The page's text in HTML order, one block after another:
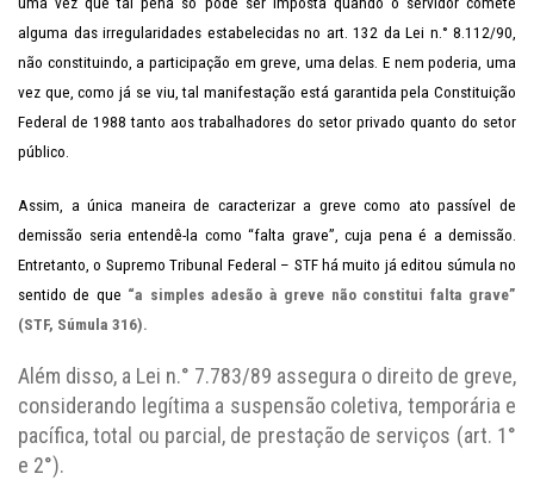
alguma das irregularidades estabelecidas no art. 132 da Lei n.° 8.112/90,
não constituindo, a participação em greve, uma delas. E nem poderia, uma
vez que, como já se viu, tal manifestação está garantida pela Constituição
Federal de 1988 tanto aos trabalhadores do setor privado quanto do setor
público.
Assim, a única maneira de caracterizar a greve como ato passível de
demissão seria entendê-la como “falta grave”, cuja pena é a demissão.
Entretanto, o Supremo Tribunal Federal – STF há muito já editou súmula no
sentido de que “a simples adesão à greve não constitui falta grave”
(STF, Súmula 316).
Além disso, a Lei n.° 7.783/89 assegura o direito de greve,
considerando legítima a suspensão coletiva, temporária e
pacífica, total ou parcial, de prestação de serviços (art. 1°
e 2°).